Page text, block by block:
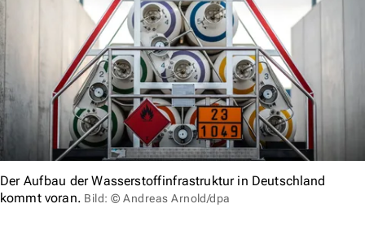
Der Aufbau der Wasserstoffinfrastruktur in Deutschland
kommt voran. Bild: © Andreas Arnold/dpa